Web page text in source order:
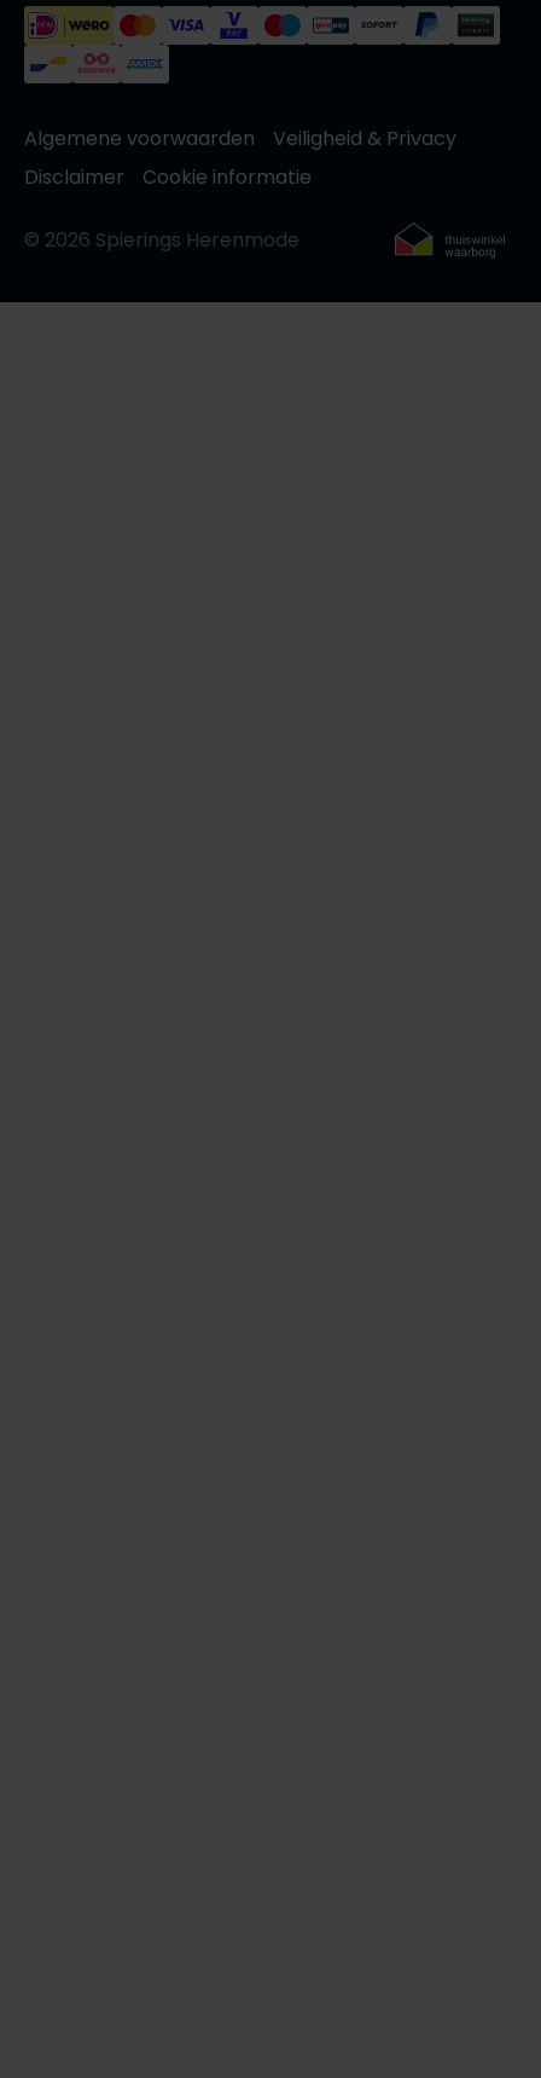
Algemene voorwaarden
Veiligheid & Privacy
Disclaimer
Cookie informatie
© 2026 Spierings Herenmode